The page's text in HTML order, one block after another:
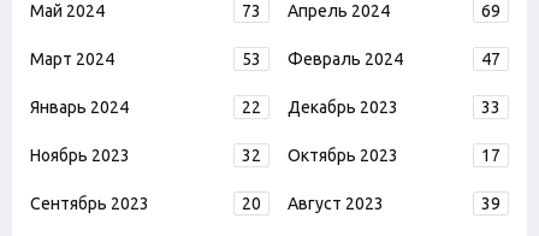
Май 2024 73 Апрель 2024 69
Март 2024 53 Февраль 2024 47
Январь 2024 22 Декабрь 2023 33
Ноябрь 2023 32 Октябрь 2023 17
Сентябрь 2023 20 Август 2023 39